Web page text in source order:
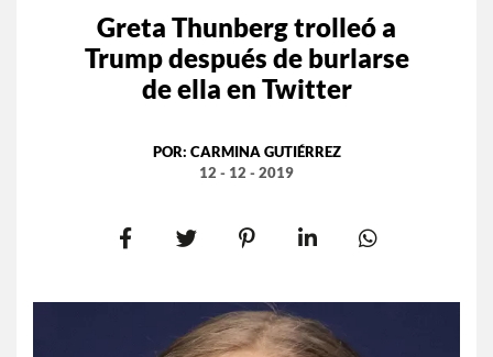
Greta Thunberg trolleó a
Trump después de burlarse
de ella en Twitter
POR: CARMINA GUTIÉRREZ
12 - 12 - 2019